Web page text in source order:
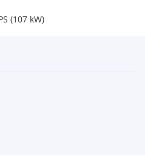
(107 kW)